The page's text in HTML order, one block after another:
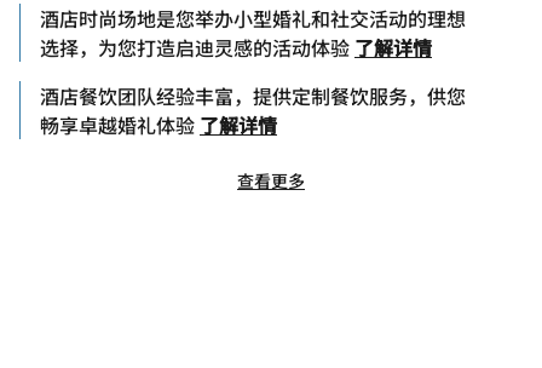
酒店时尚场地是您举办小型婚礼和社交活动的理想
选择，为您打造启迪灵感的活动体验 了解详情
酒店餐饮团队经验丰富，提供定制餐饮服务，供您
畅享卓越婚礼体验 了解详情
查看更多